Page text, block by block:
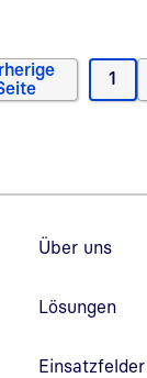
Vorherige Seite
1
Über uns
Lösungen
Einsatzfelder